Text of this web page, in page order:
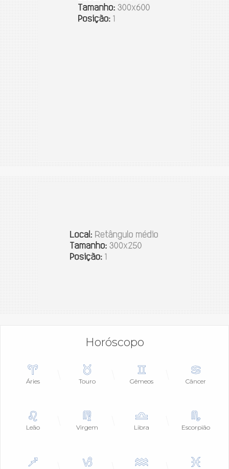
Horóscopo
Áries Touro Gêmeos Câncer
Leão Virgem Libra Escorpião